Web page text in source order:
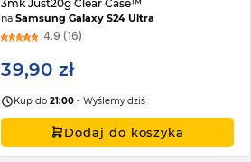
3mk Just20g Clear Case™
naSamsung Galaxy S24 Ultra
4.9 (16)
39,90 zł
Kup do21:00 - Wyślemy dziś
Dodaj do koszyka